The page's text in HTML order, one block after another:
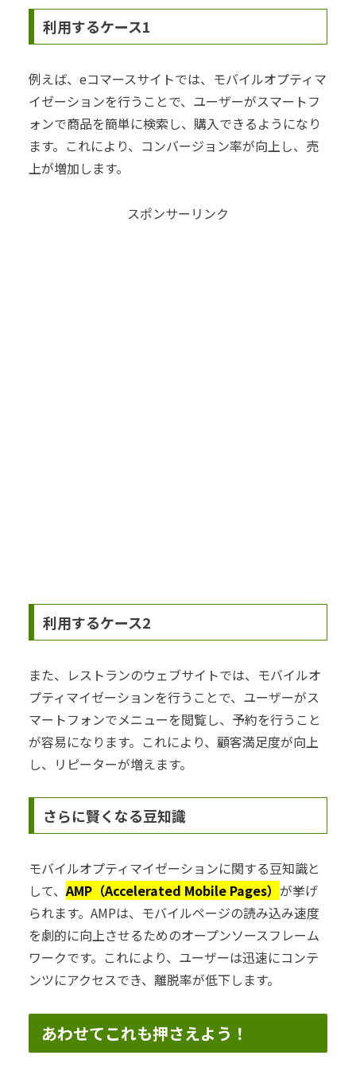
利用するケース1
例えば、eコマースサイトでは、モバイルオプティマ
イゼーションを行うことで、ユーザーがスマートフ
ォンで商品を簡単に検索し、購入できるようになり
ます。これにより、コンバージョン率が向上し、売
上が増加します。
スポンサーリンク
利用するケース2
また、レストランのウェブサイトでは、モバイルオ
プティマイゼーションを行うことで、ユーザーがス
マートフォンでメニューを閲覧し、予約を行うこと
が容易になります。これにより、顧客満足度が向上
し、リピーターが増えます。
さらに賢くなる豆知識
モバイルオプティマイゼーションに関する豆知識と
して、AMP（Accelerated Mobile Pages） が挙げ
られます。AMPは、モバイルページの読み込み速度
を劇的に向上させるためのオープンソースフレーム
ワークです。これにより、ユーザーは迅速にコンテ
ンツにアクセスでき、離脱率が低下します。
あわせてこれも押さえよう！